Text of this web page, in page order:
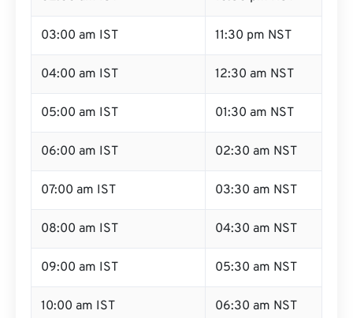
03:00 am IST 11:30 pm NST
04:00 am IST 12:30 am NST
05:00 am IST 01:30 am NST
06:00 am IST 02:30 am NST
07:00 am IST 03:30 am NST
08:00 am IST 04:30 am NST
09:00 am IST 05:30 am NST
10:00 am IST 06:30 am NST